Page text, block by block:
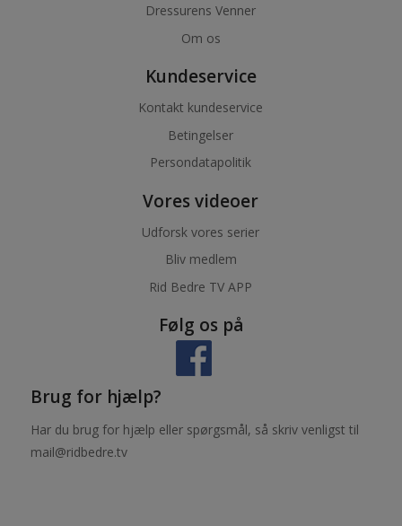
Dressurens Venner
Om os
Kundeservice
Kontakt kundeservice
Betingelser
Persondatapolitik
Vores videoer
Udforsk vores serier
Bliv medlem
Rid Bedre TV APP
Følg os på
Brug for hjælp?
Har du brug for hjælp eller spørgsmål, så skriv venligst til
mail@ridbedre.tv